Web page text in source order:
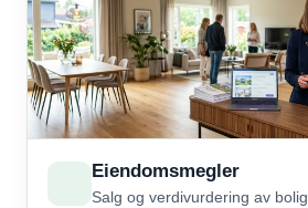
Eiendomsmegler
Salg og verdivurdering av bolig